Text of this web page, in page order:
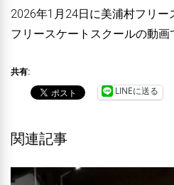
2026年1月24日に美浦村フリー
フリースケートスクールの動画
共有:
LINEに送る
関連記事